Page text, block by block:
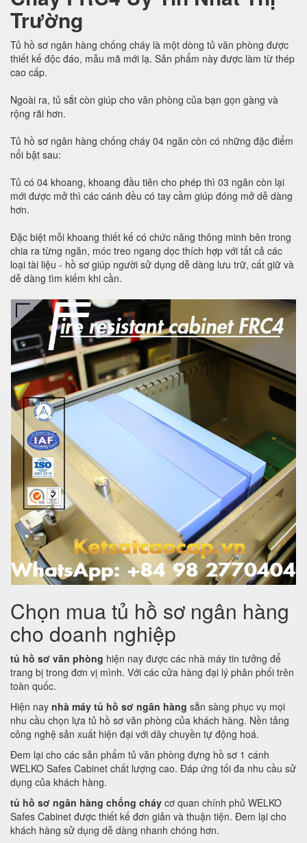
Trường
Tủ hồ sơ ngân hàng chống cháy là một dòng tủ văn phòng được
thiết kế độc đáo, mẫu mã mới lạ. Sản phẩm này được làm từ thép
cao cấp.
Ngoài ra, tủ sắt còn giúp cho văn phòng của bạn gọn gàng và
rộng rãi hơn.
Tủ hồ sơ ngân hàng chống cháy 04 ngăn còn có những đặc điểm
nổi bật sau:
Tủ có 04 khoang, khoang đầu tiên cho phép thì 03 ngăn còn lại
mới được mở thì các cánh đều có tay cầm giúp đóng mở dễ dàng
hơn.
Đặc biệt mỗi khoang thiết kế có chức năng thông minh bên trong
chia ra từng ngăn, móc treo ngang dọc thích hợp với tất cả các
loại tài liệu - hồ sơ giúp người sử dụng dễ dàng lưu trữ, cất giữ và
dễ dàng tìm kiếm khi cần.
Chọn mua tủ hồ sơ ngân hàng
cho doanh nghiệp
tủ hồ sơ văn phòng hiện nay được các nhà máy tin tưởng để
trang bị trong đơn vị mình. Với các cửa hàng đại lý phân phối trên
toàn quốc.
Hiện nay nhà máy tủ hồ sơ ngân hàng sẵn sàng phục vụ mọi
nhu cầu chọn lựa tủ hồ sơ văn phòng của khách hàng. Nền tảng
công nghệ sản xuất hiện đại với dây chuyền tự động hoá.
Đem lại cho các sản phẩm tủ văn phòng đựng hồ sơ 1 cánh
WELKO Safes Cabinet chất lượng cao. Đáp ứng tối đa nhu cầu sử
dụng của khách hàng.
tủ hồ sơ ngân hàng chống cháy cơ quan chính phủ WELKO
Safes Cabinet được thiết kế đơn giản và thuận tiện. Đem lại cho
khách hàng sử dụng dễ dàng nhanh chóng hơn.